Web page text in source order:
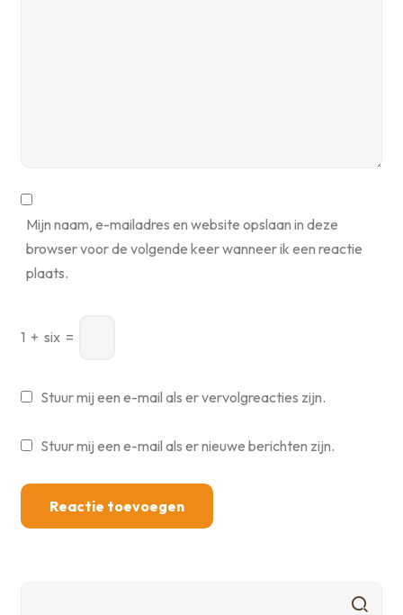
Mijn naam, e-mailadres en website opslaan in deze
browser voor de volgende keer wanneer ik een reactie
plaats.
1 + six =
Stuur mij een e-mail als er vervolgreacties zijn.
Stuur mij een e-mail als er nieuwe berichten zijn.